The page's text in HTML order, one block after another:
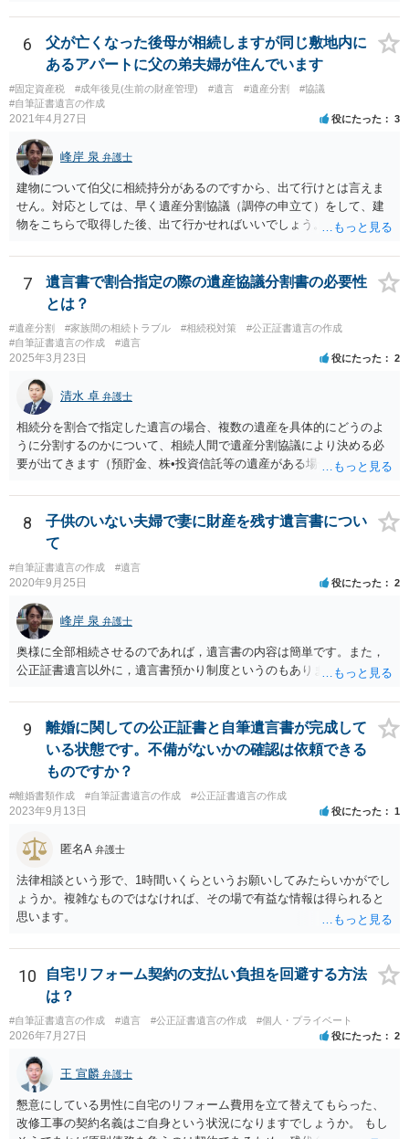
ません。 遺言執行者に就任し、遺言執行が完了したときの報酬だけ、
弁護士費用としてかかります。 ・亡くなった際に、法務局に預けた自
筆証書遺言の存在を親族がなかったものにされる可能性 ⇒自筆の遺言
書を法務局に保管した場合、死亡後、法務局に遺言書の有無を照会す
ることになりますので、「法務局に預けた自筆証書遺言の存在を親族
がなかったもの」にすることはできません。 存在をなかったものにす
がありえますが、その予防方法は、遺言者と面談してみないと判断が
難しいです。
6
父が亡くなった後母が相続しますが同じ敷地内に
あるアパートに父の弟夫婦が住んでいます
#固定資産税 #成年後見(生前の財産管理) #遺言 #遺産分割
#協議
#自筆証書遺言の作成
2021年4月27日 役にたった 3
峰岸 泉 弁護士
建物について伯父に相続持分があるのですから、出て行けとは言えま
せん。対応としては、早く遺産分割協議（調停の申立て）をして、建
物をこちらで取得した後、出て行かせればいいでしょう。 建物の固定
っていない部分については請求すればいいと思います。 なお、家賃に
ついては、お父様自身が遺産分割手続をしなかったのですから、あき
らめるしかないと思います。
7
遺言書で割合指定の際の遺産協議分割書の必要性
とは？
#遺産分割 #家族間の相続トラブル #相続税対策
#公正証書遺言の作成
#自筆証書遺言の作成
#遺言
2025年3月23日 役にたった 2
清水 卓 弁護士
相続分を割合で指定した遺言の場合、複数の遺産を具体的にどうのよ
うに分割するのかについて、相続人間で遺産分割協議により決める必
要が出てきます（預貯金、株•投資信託等の遺産がある場合に、どの遺
投資信託は他の相続人にというような分け方をするのか等について
は、相続人間で遺産分割協議により決める必要があります）。
8
子供のいない夫婦で妻に財産を残す遺言書につい
て
#自筆証書遺言の作成 #遺言
2020年9月25日 役にたった 2
峰岸 泉 弁護士
奥様に全部相続させるのであれば，遺言書の内容は簡単です。また，
公正証書遺言以外に，遺言書預かり制度というのもあります。
9
離婚に関しての公正証書と自筆遺言書が完成して
いる状態です。不備がないかの確認は依頼できる
ものですか？
#離婚書類作成 #自筆証書遺言の作成 #公正証書遺言の作成
2023年9月13日 役にたった 1
匿名A 弁護士
法律相談という形で、1時間いくらというお願いしてみたらいかがでし
ょうか。複雑なものではなければ、その場で有益な情報は得られると
思います。
10
自宅リフォーム契約の支払い負担を回避する方法
は？
#自筆証書遺言の作成 #遺言 #公正証書遺言の作成 #個人・プライベート
2026年7月27日 役にたった 2
王 宣麟 弁護士
懇意にしている男性に自宅のリフォーム費用を立て替えてもらった、
改修工事の契約名義はご自身という状況になりますでしょうか。 もし